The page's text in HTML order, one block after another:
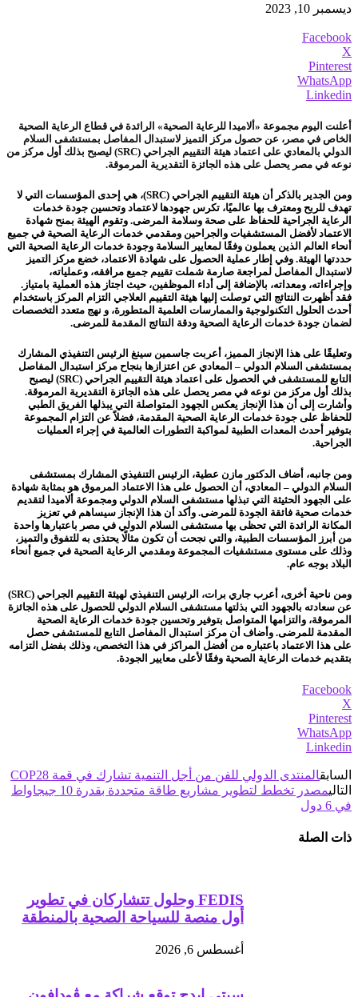
ديسمبر 10, 2023
Facebook
X
Pinterest
WhatsApp
Linkedin
أعلنت اليوم مجموعة «ألاميدا للرعاية الصحية» الرائدة في قطاع الرعاية الصحية
الخاص في مصر، عن حصول مركز التميز لاستبدال المفاصل بمستشفى السلام
الدولي بالمعادي على اعتماد هيئة التقييم الجراحي (SRC) ليصبح بذلك أول مركز من
نوعه في مصر يحصل على هذه الجائزة التقديرية المرموقة.
ومن الجدير بالذكر أن هيئة التقييم الجراحي (SRC)، هي إحدى المؤسسات التي لا
تهدف للربح ومعترف بها عالميًا، تكرس جهودها لاعتماد وتحسين جودة خدمات
الرعاية الجراحية للحفاظ على صحة وسلامة المرضى. وتقوم الهيئة بمنح شهادة
الاعتماد لأفضل المستشفيات والجراحين ومقدمي خدمات الرعاية الصحية في جميع
أنحاء العالم الذين يعملون وفقًا لمعايير السلامة وجودة خدمات الرعاية الصحية التي
حددتها الهيئة. وفي إطار عملية الحصول على شهادة الاعتماد، خضع مركز التميز
لاستبدال المفاصل لمراجعة صارمة شملت تقييم جميع مرافقه، وعملياته،
وإجراءاته، ومعداته، بالإضافة إلى أداء الموظفين، حيث اجتاز هذه العملية بامتياز.
فقد أظهرت النتائج التي توصلت إليها هيئة التقييم العلاجي التزام المركز باستخدام
أحدث الحلول التكنولوجية والممارسات العلمية المتطورة، و نهج متعدد التخصصات
لضمان جودة خدمات الرعاية الصحية ودقة النتائج المقدمة للمرضى.
وتعليقًا على هذا الإنجاز المميز، أعربت جاسمين سينغ الرئيس التنفيذي المشارك
بمستشفى السلام الدولي – المعادي عن اعتزازها بنجاح مركز استبدال المفاصل
التابع للمستشفى في الحصول على اعتماد هيئة التقييم الجراحي (SRC) ليصبح
بذلك أول مركز من نوعه في مصر يحصل على هذه الجائزة التقديرية المرموقة.
وأشارت إلى أن هذا الإنجاز يعكس الجهود المتواصلة التي يبذلها الفريق الطبي
للحفاظ على جودة خدمات الرعاية الصحية المقدمة، فضلاً عن التزام المجموعة
بتوفير أحدث المعدات الطبية لمواكبة التطورات العالمية في إجراء العمليات
الجراحية.
ومن جانبه، أضاف الدكتور مازن عطية، الرئيس التنفيذي المشارك بمستشفى
السلام الدولي – المعادي، أن الحصول على هذا الاعتماد المرموق هو بمثابة شهادة
على الجهود الحثيثة التي تبذلها مستشفى السلام الدولي ومجموعة ألاميدا لتقديم
خدمات صحية فائقة الجودة للمرضى. وأكد أن هذا الإنجاز سيساهم في تعزيز
المكانة الرائدة التي تحظى بها مستشفى السلام الدولي في مصر باعتبارها واحدة
من أبرز المؤسسات الطبية، والتي نجحت أن تكون مثالًا يحتذى به للتفوق والتميز،
وذلك على مستوى مستشفيات المجموعة ومقدمي الرعاية الصحية في جميع أنحاء
البلاد بوجه عام.
ومن ناحية أخرى، أعرب جاري برات، الرئيس التنفيذي لهيئة التقييم الجراحي (SRC)
عن سعادته بالجهود التي بذلتها مستشفى السلام الدولي للحصول على هذه الجائزة
المرموقة، والتزامها المتواصل بتوفير وتحسين جودة خدمات الرعاية الصحية
المقدمة للمرضى. وأضاف أن مركز استبدال المفاصل التابع للمستشفى حصل
على هذا الاعتماد باعتباره من أفضل المراكز في هذا التخصص، وذلك بفضل التزامه
بتقديم خدمات الرعاية الصحية وفقًا لأعلى معايير الجودة.
Facebook
X
Pinterest
WhatsApp
Linkedin
السابقالمنتدى الدولي للفن من أجل التنمية تشارك في قمة COP28
التالي
مصدر تخطط لتطوير مشاريع طاقة متجددة بقدرة 10 جيجاواط
في 6 دول
ذات الصلة
FEDIS وحلول تتشاركان في تطوير
أول منصة للسياحة الصحية بالمنطقة
أغسطس 6, 2026